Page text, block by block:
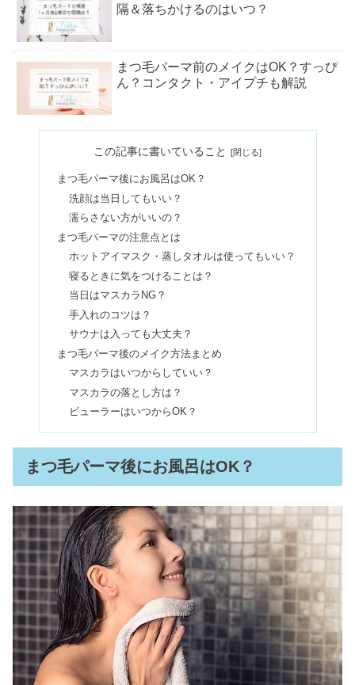
隔＆落ちかけるのはいつ？
まつ毛パーマ前のメイクはOK？すっぴ
ん？コンタクト・アイプチも解説
いい？ラッシュリフトとの違いも
まつ毛パーマのデメリット｜痛む・チ
リチリになる？埋没はNG？
パリジェンヌラッシュリフトとは？失
敗や一重のデメリットまとめ
まつ毛パーマをやめた！やめたい・で
きない人の特徴は？
まつ毛パーマの値段相場｜上下はいく
まつ毛パーマの期間・持ちの平均はど
のくらい？長持ちさせる3つの方法
この記事に書いていること
まつ毛パーマ後にお風呂はOK？
洗顔は当日してもいい？
濡らさない方がいいの？
まつ毛パーマの注意点とは
ホットアイマスク・蒸しタオルは使ってもいい？
寝るときに気をつけることは？
当日はマスカラNG？
手入れのコツは？
サウナは入っても大丈夫？
まつ毛パーマ後のメイク方法まとめ
マスカラはいつからしていい？
マスカラの落とし方は？
ビューラーはいつからOK？
まつ毛パーマ後にお風呂はOK？